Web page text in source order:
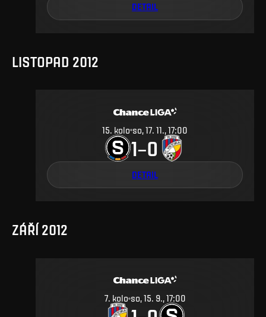
DETAIL
LISTOPAD 2012
15. kolo so, 17. 11., 17:00
1–0
DETAIL
ZÁŘÍ 2012
7. kolo so, 15. 9., 17:00